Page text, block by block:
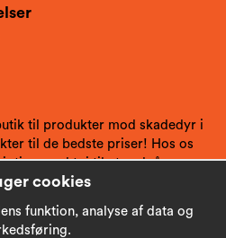
til produkter mod skadedyr i
til de bedste priser! Hos os
værktøj til at undgå
cookies
funktion, analyse af data og